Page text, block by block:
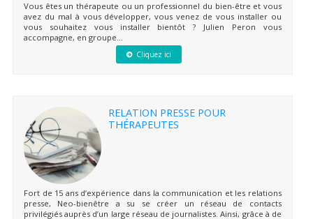
Vous êtes un thérapeute ou un professionnel du bien-être et vous
avez du mal à vous développer, vous venez de vous installer ou
vous souhaitez vous installer bientôt ? Julien Peron vous
accompagne, en groupe...
Cliquez ici
RELATION PRESSE POUR
THÉRAPEUTES
Fort de 15 ans d’expérience dans la communication et les relations
presse, Neo-bienêtre a su se créer un réseau de contacts
privilégiés auprès d’un large réseau de journalistes. Ainsi, grâce à de